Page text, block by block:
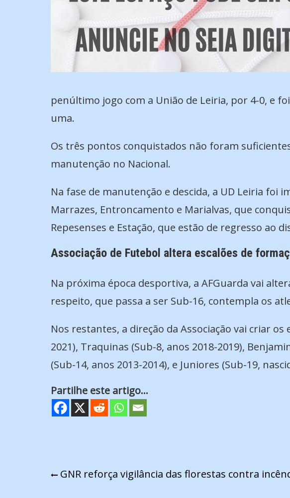
penúltimo jogo com a União de Leiria, por 4-0, e
uma.
Os três pontos conquistados não foram
manutenção no Nacional.
Na fase de manutenção e descida, a UD Leiria foi
Marrazes, Entroncamento e Marialvas, que
Repesenses e Estação, que estão de regresso ao
Associação de Futebol altera escalões de
Na próxima época desportiva, a AFGuarda vai
respeito, que passa a ser Sub-16, contempla os
Nos restantes, a direção da Associação vai criar
2021), Traquinas (Sub-8, anos 2018-2019),
(Sub-14, anos 2013-2014), e Juniores (Sub-19,
Partilhe este artigo...
Navegação
GNR reforça vigilância das florestas contra